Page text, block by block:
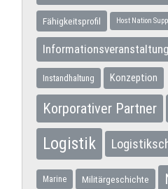
Fähigkeitsprofil Host Nation
Informationsveranstaltung
Instandhaltung Konzeption
Korporativer Partner
Logistik
Marine Militärgeschichte